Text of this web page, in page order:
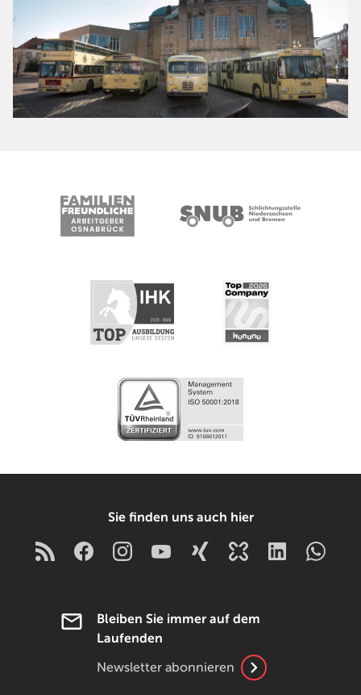
Sie finden uns auch hier
Bleiben Sie immer auf dem
Laufenden
Newsletter abonnieren